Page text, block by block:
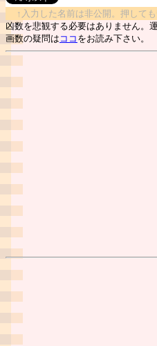
↑入力した名前は非公開。押しても
凶数を悲観する必要はありません。
画数の疑問は ココ をお読み下さい。